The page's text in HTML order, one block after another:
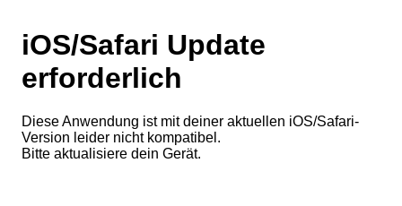
iOS/Safari Update
erforderlich
Diese Anwendung ist mit deiner aktuellen iOS/Safari-
Version leider nicht kompatibel.
Bitte aktualisiere dein Gerät.